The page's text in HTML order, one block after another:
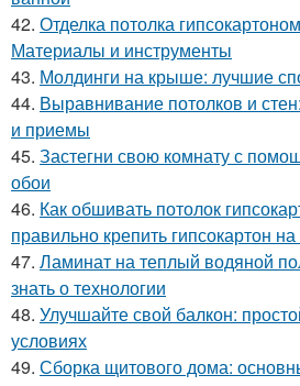
42. Отделка потолка
Материалы и инструменты
43. Молдинги на крыше: лучшие
44. Выравнивание потолков и
и приемы
45. Застегни свою комнату с
обои
46. Как обшивать потолок
правильно крепить гипсокартон
47. Ламинат на теплый водяной
знать о технологии
48. Улучшайте свой балкон:
условиях
49. Сборка щитового дома: